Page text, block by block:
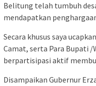
Belitung telah tumbuh
mendapatkan
Secara khusus saya
Camat, serta Para Bupati
berpartisipasi aktif
Disampaikan Gubernur